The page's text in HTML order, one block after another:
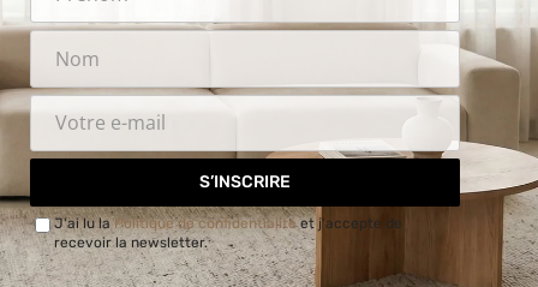
S’INSCRIRE
J'ai lu laPolitique de confidentialitéet j'accepte de
recevoir la newsletter.